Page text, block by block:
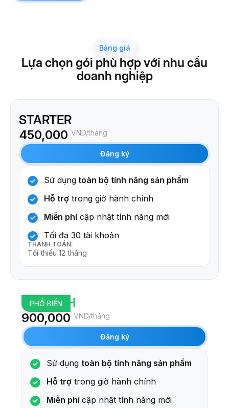
Bảng giá
Lựa chọn gói phù hợp với nhu cầu
doanh nghiệp
STARTER
450,000 VND/tháng
Đăng ký
Sử dụng toàn bộ tính năng sản phẩm
Hỗ trợ trong giờ hành chính
Miễn phí cập nhật tính năng mới
Tối đa 30 tài khoản
THANH TOÁN:
Tối thiểu 12 tháng
GROWTH
PHỔ BIẾN
900,000 VND/tháng
Đăng ký
Sử dụng toàn bộ tính năng sản phẩm
Hỗ trợ trong giờ hành chính
Miễn phí cập nhật tính năng mới